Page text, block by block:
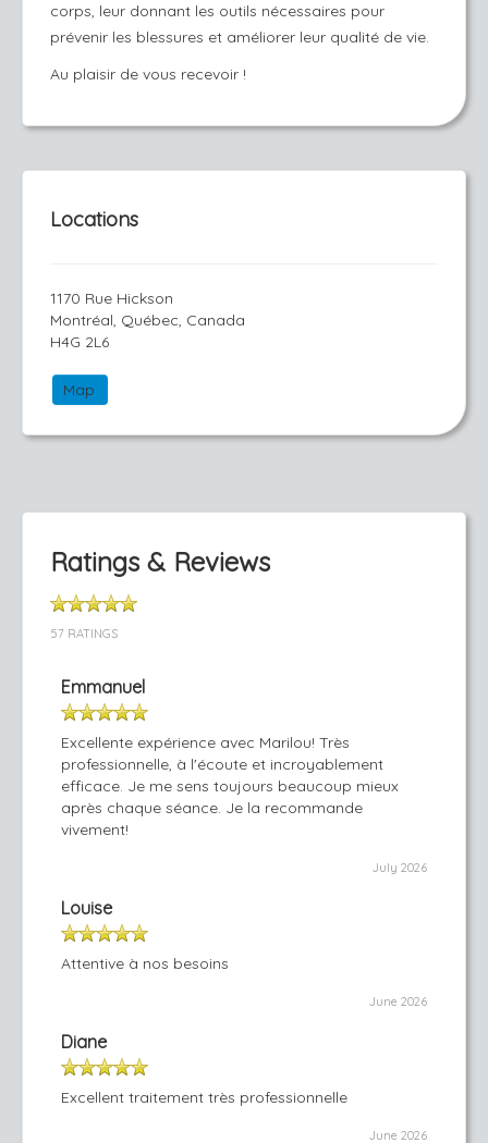
corps, leur donnant les outils nécessaires pour
prévenir les blessures et améliorer leur qualité de vie.
Au plaisir de vous recevoir !
Locations
1170 Rue Hickson
Montréal, Québec, Canada
H4G 2L6
Map
Ratings & Reviews
57 RATINGS
Emmanuel
Excellente expérience avec Marilou! Très
professionnelle, à l'écoute et incroyablement
efficace. Je me sens toujours beaucoup mieux
après chaque séance. Je la recommande
vivement!
July 2026
Louise
Attentive à nos besoins
June 2026
Diane
Excellent traitement très professionnelle
June 2026